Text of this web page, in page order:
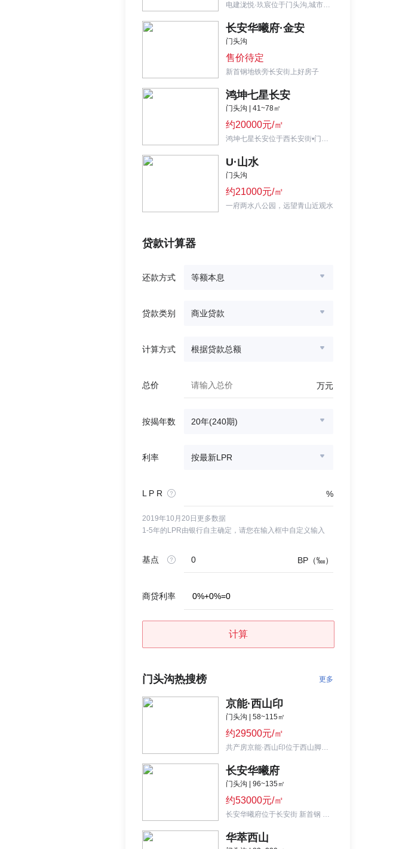
电建泷悦·玖宸位于门头沟,城市别墅半山院子低密社区
长安华曦府·金安
门头沟
售价待定
新首钢地铁旁长安街上好房子
鸿坤七星长安
门头沟 | 41~78㎡
约20000元/㎡
鸿坤七星长安位于西长安街•门头沟新城,小户型低总价、不限购、公园地产
U·山水
门头沟
约21000元/㎡
一府两水八公园，远望青山近观水
贷款计算器
还款方式 等额本息
贷款类别 商业贷款
计算方式 根据贷款总额
总价 万元
按揭年数 20年(240期)
利率 按最新LPR
L P R %
2019年10月20日更多数据
1-5年的LPR由银行自主确定，请您在输入框中自定义输入
基点 BP（‱）
商贷利率 0%+0%=0
计算
门头沟热搜榜 更多
京能·西山印
门头沟 | 58~115㎡
约29500元/㎡
共产房京能·西山印位于西山脚下，生态环境宜人，打造58-115㎡一至四居，均价约2.95万/㎡。
长安华曦府
门头沟 | 96~135㎡
约53000元/㎡
长安华曦府位于长安街 新首钢 S1号线上岸站北350米,长安街·新首钢·地铁旁
华萃西山